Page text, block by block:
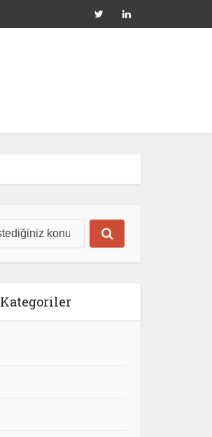
Kategoriler